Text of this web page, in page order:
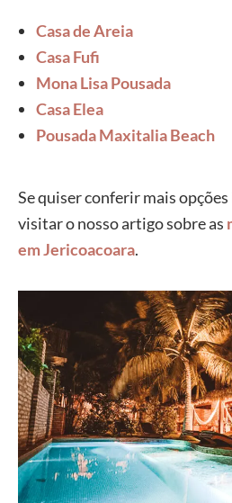
Casa de Areia
Casa Fufi
Mona Lisa Pousada
Casa Elea
Pousada Maxitalia Beach
Se quiser conferir mais
visitar o nosso artigo sobre as
em Jericoacoara.